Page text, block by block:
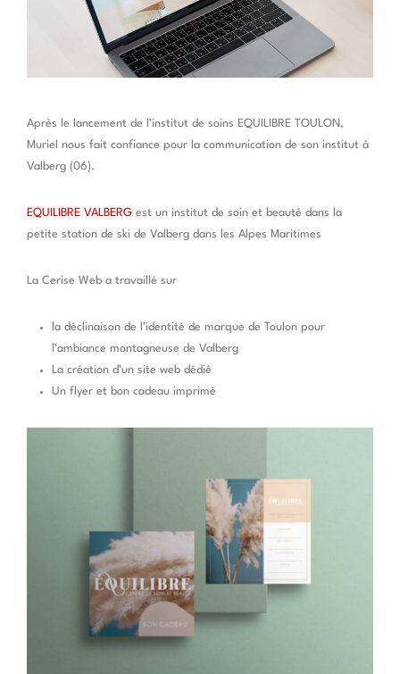
Après le lancement de l’institut de soins EQUILIBRE TOULON,
Muriel nous fait confiance pour la communication de son institut à
Valberg (06).
EQUILIBRE VALBERG est un institut de soin et beauté dans la
petite station de ski de Valberg dans les Alpes Maritimes
La Cerise Web a travaillé sur
la déclinaison de l’identité de marque de Toulon pour
l’ambiance montagneuse de Valberg
La création d’un site web dédié
Un flyer et bon cadeau imprimé